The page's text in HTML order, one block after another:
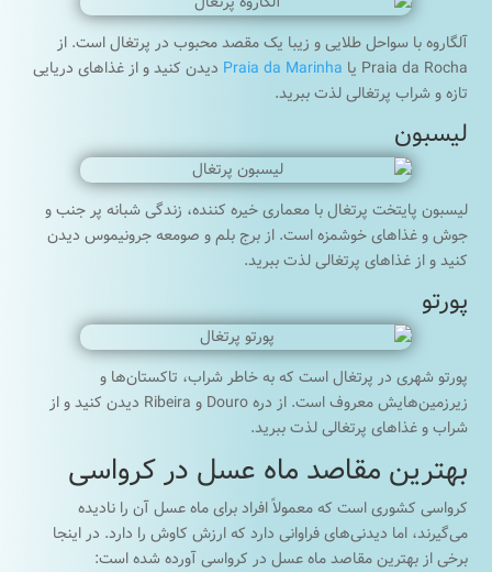
آلگاروه با سواحل طلایی و زیبا یک مقصد محبوب در پرتغال است. از
Praia da Rocha یا
Praia da Marinha دیدن کنید و از غذاهای دریایی
تازه و شراب پرتغالی لذت ببرید.
لیسبون
لیسبون پایتخت پرتغال با معماری خیره کننده، زندگی شبانه پر جنب و
جوش و غذاهای خوشمزه است. از برج بلم و صومعه جرونیموس دیدن
کنید و از غذاهای پرتغالی لذت ببرید.
پورتو
پورتو شهری در پرتغال است که به خاطر شراب، تاکستان‌ها و
زیرزمین‌هایش معروف است. از دره Douro و Ribeira دیدن کنید و از
شراب و غذاهای پرتغالی لذت ببرید.
بهترین مقاصد ماه عسل در کرواسی
کرواسی کشوری است که معمولاً افراد برای ماه عسل آن را نادیده
می‌گیرند، اما دیدنی‌های فراوانی دارد که ارزش کاوش را دارد. در اینجا
برخی از بهترین مقاصد ماه عسل در کرواسی آورده شده است: